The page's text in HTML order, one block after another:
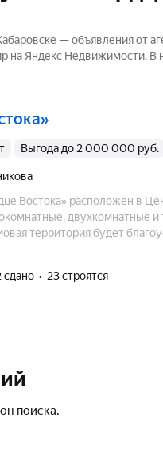
— объявления от
на Яндекс Недвижимости.
Выгода до 2 000 000 руб.
Востока» расположен в
двухкомнатные
территория будет
сдано 23 строятся
поиска.